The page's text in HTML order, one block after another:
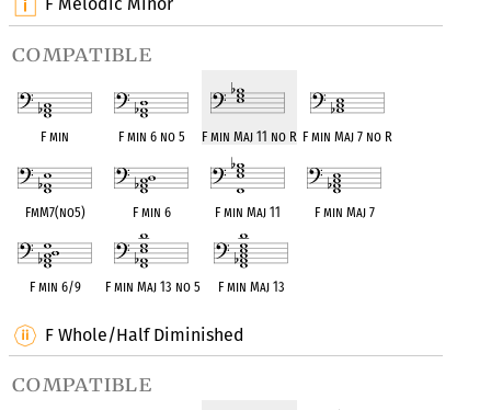
F Melodic Minor
compatible
F min F min 6 no 5 F min Maj 11 no R F min Maj 7 no R
FmM7(no5) F min 6 F min Maj 11 F min Maj 7
F min 6/9 F min Maj 13 no 5 F min Maj 13
F Whole/Half Diminished
compatible